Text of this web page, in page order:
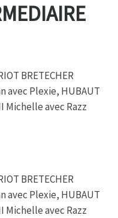
BRETECHER
avec Plexie, HUBAUT
Michelle avec Razz
BRETECHER
avec Plexie, HUBAUT
Michelle avec Razz